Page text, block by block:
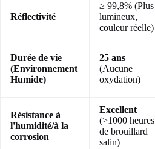
Réflectivité
≥ 99,8% (Plus
lumineux,
couleur réelle)
Durée de vie
(Environnement
Humide)
25 ans
(Aucune
oxydation)
Résistance à
l'humidité/à la
corrosion
Excellent
(>1000 heures
de brouillard
salin)